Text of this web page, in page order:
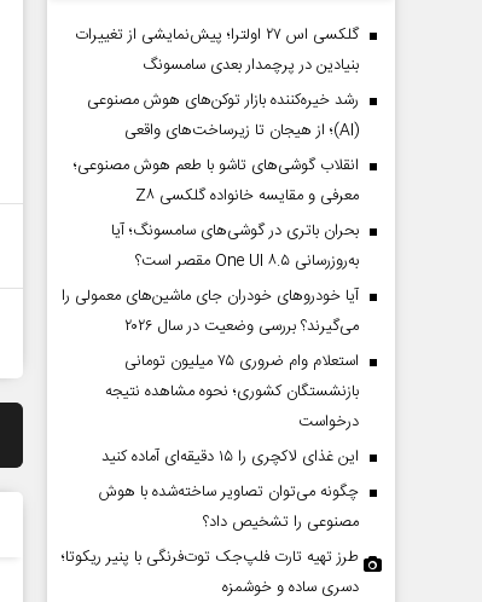
گلکسی اس ۲۷ اولترا؛ پیش‌نمایشی از تغییرات
بنیادین در پرچمدار بعدی سامسونگ
رشد خیره‌کننده بازار توکن‌های هوش مصنوعی
(AI)؛ از هیجان تا زیرساخت‌های واقعی
انقلاب گوشی‌های تاشو‌ با طعم هوش مصنوعی؛
معرفی و مقایسه خانواده گلکسی Z۸
بحران باتری در گوشی‌های سامسونگ؛ آیا
به‌روزرسانی One UI ۸.۵ مقصر است؟
آیا خودروهای خودران جای ماشین‌های معمولی را
می‌گیرند؟ بررسی وضعیت در سال ۲۰۲۶
استعلام وام ضروری ۷۵ میلیون تومانی
بازنشستگان کشوری؛ نحوه مشاهده نتیجه
درخواست
این غذای لاکچری را ۱۵ دقیقه‌ای آماده کنید
چگونه می‌توان تصاویر ساخته‌شده با هوش
مصنوعی را تشخیص داد؟
طرز تهیه تارت فلپ‌جک توت‌فرنگی با پنیر ریکوتا؛
دسری ساده و خوشمزه